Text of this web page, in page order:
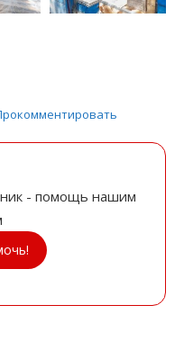
- помощь нашим